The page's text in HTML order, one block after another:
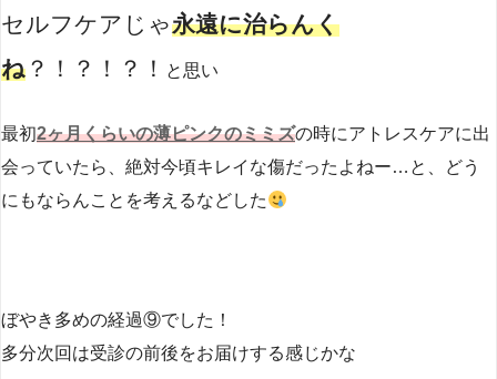
セルフケアじゃ永遠に治らんく
ね ？！？！？！ と思い
最初2ヶ月くらいの薄ピンクのミミズの時にアトレスケアに出
会っていたら、絶対今頃キレイな傷だったよねー…と、どう
にもならんことを考えるなどした
ぼやき多めの経過⑨でした！
多分次回は受診の前後をお届けする感じかな